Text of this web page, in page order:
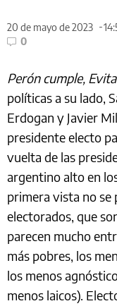
20 de mayo de 2023
0
Perón cumple,
políticas a su lado,
Erdogan y Javier
presidente electo
vuelta de las
argentino alto en
primera vista no se
electorados, que
parecen mucho
más pobres, los
los menos
menos laicos).